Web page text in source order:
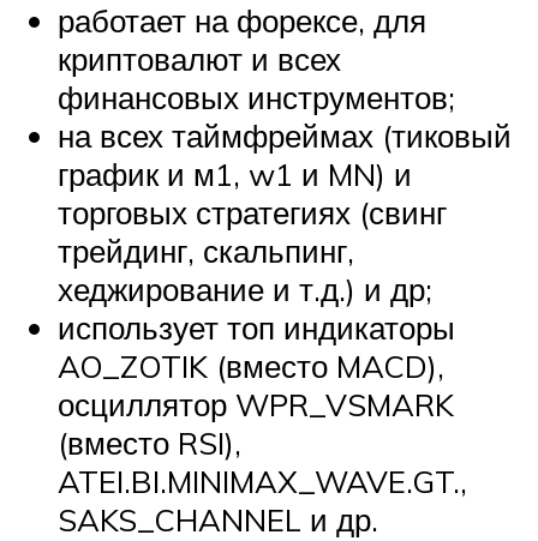
работает на форексе, для
криптовалют и всех
финансовых инструментов;
на всех таймфреймах (тиковый
график и м1, w1 и MN) и
торговых стратегиях (свинг
трейдинг, скальпинг,
хеджирование и т.д.) и др;
использует топ индикаторы
AO_ZOTIK (вместо MACD),
осциллятор WPR_VSMARK
(вместо RSI),
ATEI.BI.MINIMAX_WAVE.GT.,
SAKS_CHANNEL и др.